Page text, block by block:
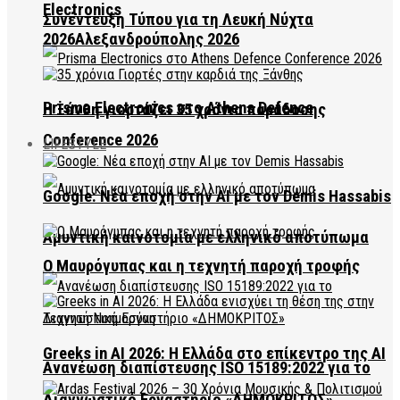
Electronics
Prisma Electronics στο Athens Defence
Conference 2026
Αμυντική καινοτομία με ελληνικό αποτύπωμα
Ανανέωση διαπίστευσης ISO 15189:2022 για το
Συνέντευξη Τύπου για τη Λευκή Νύχτα
2026Αλεξανδρούπολης 2026
Η Ξάνθη γιορτάζει 35 χρόνια παράδοσης
LIFESTYLE
Google: Νέα εποχή στην AI με τον Demis Hassabis
Ο Μαυρόγυπας και η τεχνητή παροχή τροφής
Greeks in AI 2026: Η Ελλάδα στο επίκεντρο της AI